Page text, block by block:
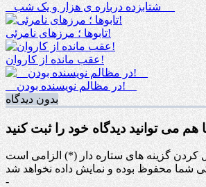
تابوها ؛ مرزهای نامرئی!
عقب مانده از کاروان!
__در مظالم نویسنده بودن!__
بدون دیدگاه
هم می توانید دیدگاه خود را ثبت کنید
شما محفوظ بوده و نمایش داده نخواهد شد
-